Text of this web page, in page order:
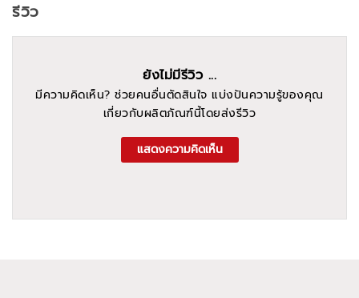
รีวิว
ยังไม่มีรีวิว ...
มีความคิดเห็น? ช่วยคนอื่นตัดสินใจ แบ่งปันความรู้ของคุณ
เกี่ยวกับผลิตภัณฑ์นี้โดยส่งรีวิว
แสดงความคิดเห็น